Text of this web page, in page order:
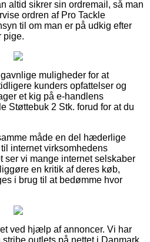
altid sikrer sin ordremail, så man
ordren af Pro Tackle
til om man er på udkig efter
pige.
muligheder for at
kunders opfattelser og
et kig på e-handlens
Støttebuk 2 Stk. forud for at du
måde en del hæderlige
internet virksomhedens
vi mange internet selskaber
en kritik af deres køb,
i brug til at bedømme hvor
ved hjælp af annoncer. Vi har
outlets på nettet i Danmark